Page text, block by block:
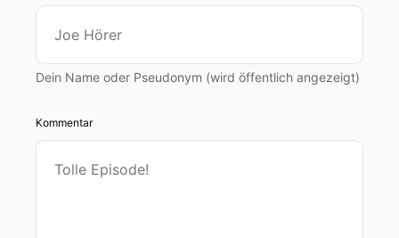
Dein Name oder Pseudonym (wird öffentlich angezeigt)
Kommentar